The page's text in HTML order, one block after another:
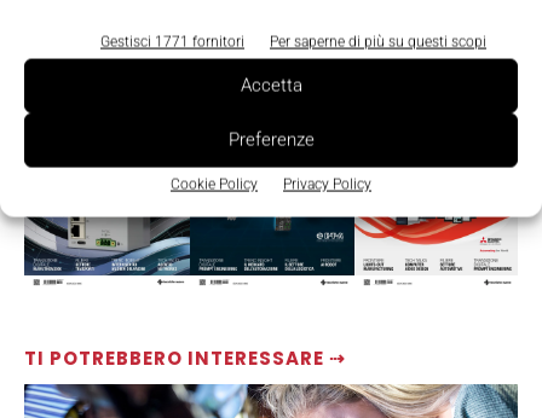
Gestisci 1771 fornitori Per saperne di più su questi scopi
Accetta
Preferenze
Cookie Policy Privacy Policy
LEGGI LA RIVISTA ⇢
TI POTREBBERO INTERESSARE ⇢